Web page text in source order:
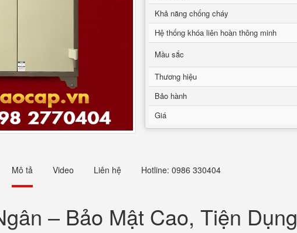
Khả năng chống cháy
Hệ thống khóa liên hoàn thông minh
Mầu sắc
Thương hiệu
Bảo hành
Giá
Mô tả Video Liên hệ Hotline: 0986 330404
– Bảo Mật Cao, Tiện Dụng